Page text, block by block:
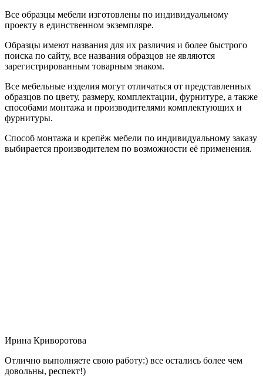
Все образцы мебели изготовлены по индивидуальному
проекту в единственном экземпляре.
Образцы имеют названия для их различия и более быстрого
поиска по сайту, все названия образцов не являются
зарегистрированным товарным знаком.
Все мебельные изделия могут отличаться от представленных
образцов по цвету, размеру, комплектации, фурнитуре, а также
способами монтажа и производителями комплектующих и
фурнитуры.
Способ монтажа и крепёж мебели по индивидуальному заказу
выбирается производителем по возможности её применения.
Ирина Криворотова
Отлично выполняете свою работу:) все остались более чем
довольны, респект!)